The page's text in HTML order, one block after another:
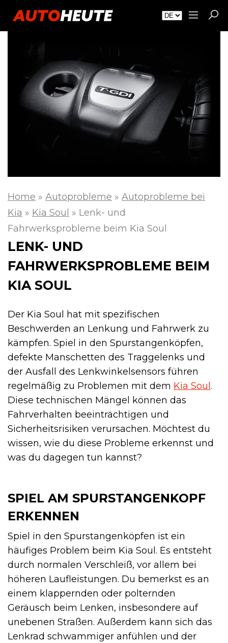
Home » Autoprobleme » Autoprobleme bei
Kia » Kia Soul » Lenk- und
Fahrwerksprobleme beim Kia Soul
LENK- UND
FAHRWERKSPROBLEME BEIM
KIA SOUL
Der Kia Soul hat mit spezifischen
Beschwerden an Lenkung und Fahrwerk zu
kämpfen. Spiel in den Spurstangenköpfen,
defekte Manschetten des Traggelenks und
der Ausfall des Lenkwinkel­sensors führen
regelmäßig zu Problemen mit dem Kia Soul .
Diese technischen Mängel können das
Fahrverhalten beeinträchtigen und
Sicherheitsrisiken verursachen. Möchtest du
wissen, wie du diese Probleme erkennst und
was du dagegen tun kannst?
SPIEL AM SPURSTANGENKOPF
ERKENNEN
Spiel in den Spurstangenköpfen ist ein
häufiges Problem beim Kia Soul. Es entsteht
durch normalen Verschleiß, vor allem bei
höheren Laufleistungen. Du bemerkst es an
einem klappernden oder polternden
Geräusch beim Lenken, insbesondere auf
unebenen Straßen. Außerdem kann sich das
Lenkrad schwammiger anfühlen und der